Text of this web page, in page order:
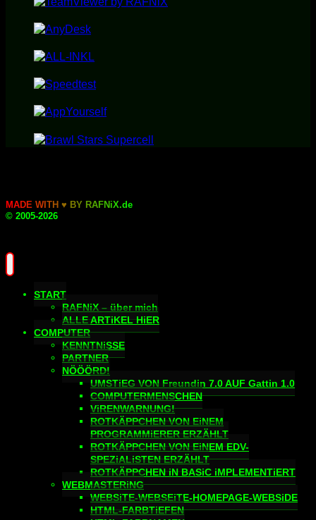
MADE W TH ♥ BY RAFN iX.de
© 2005-2026
START
RAFNiX – über mich
ALLE ARTiKEL HiER
COMPUTER
KENNTNiSSE
PARTNER
NÖÖÖRD!
UMSTiEG VON Freundin 7.0 AUF Gattin 1.0
COMPUTERMENSCHEN
ViRENWARNUNG!
ROTKÄPPCHEN VON EiNEM
PROGRAMMiERER ERZÄHLT
ROTKÄPPCHEN VON EiNEM EDV-
SPEZiALiSTEN ERZÄHLT
ROTKÄPPCHEN iN BASiC iMPLEMENTiERT
WEBMASTERiNG
WEBSiTE-WEBSEiTE-HOMEPAGE-WEBSiDE
HTML-FARBTiEFEN